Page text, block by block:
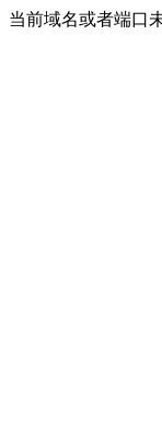
当前域名或者端口